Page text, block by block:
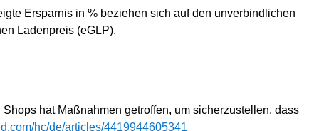
Tropes
du diese
· Touch her
·Touch her and you
dieTriggerwarnungen:psychis
Ersparnis in % beziehen sich auf den unverbindlichen
Ladenpreis (eGLP).
hat Maßnahmen getroffen, um sicherzustellen, dass
hc/de/articles/4419944605341